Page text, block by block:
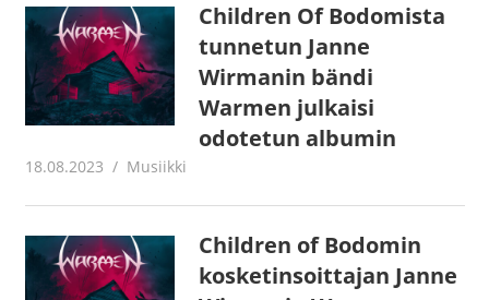
Children Of Bodomista
tunnetun Janne
Wirmanin bändi
Warmen julkaisi
odotetun albumin
18.08.2023 Juha Kaunisto
Musiikki
Children of Bodomin
kosketinsoittajan Janne